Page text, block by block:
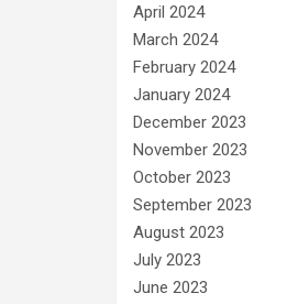
April 2024
March 2024
February 2024
January 2024
December 2023
November 2023
October 2023
September 2023
August 2023
July 2023
June 2023